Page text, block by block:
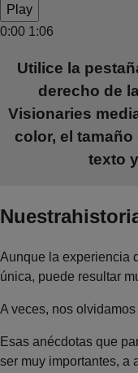
Play
0:00 1:06
Utilice la
derecho de
Visionaries
color, el
texto
Aunque la experiencia
única, puede resultar
A veces, nos
Esas anécdotas que
ser muy importantes, a